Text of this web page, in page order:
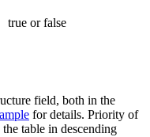
true or false
field, both in the
for details. Priority of
table in descending